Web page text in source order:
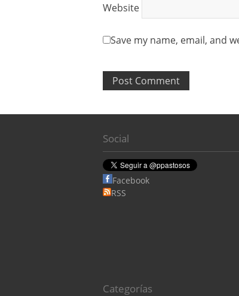
Website
Save my name, email, and
Social
Facebook
RSS
Categorías